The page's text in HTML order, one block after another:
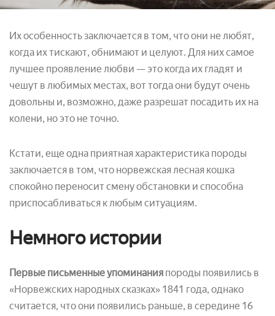
Их особенность заключается в том, что они не любят,
когда их тискают, обнимают и целуют. Для них самое
лучшее проявление любви — это когда их гладят и
чешут в любимых местах, вот тогда они будут очень
довольны и, возможно, даже разрешат посадить их на
колени, но это не точно.
Кстати, еще одна приятная характеристика породы
заключается в том, что норвежская лесная кошка
спокойно переносит смену обстановки и способна
приспосабливаться к любым ситуациям.
Немного истории
Первые письменные упоминания породы появились в
«Норвежских народных сказках» 1841 года, однако
считается, что они появились раньше, в середине 16